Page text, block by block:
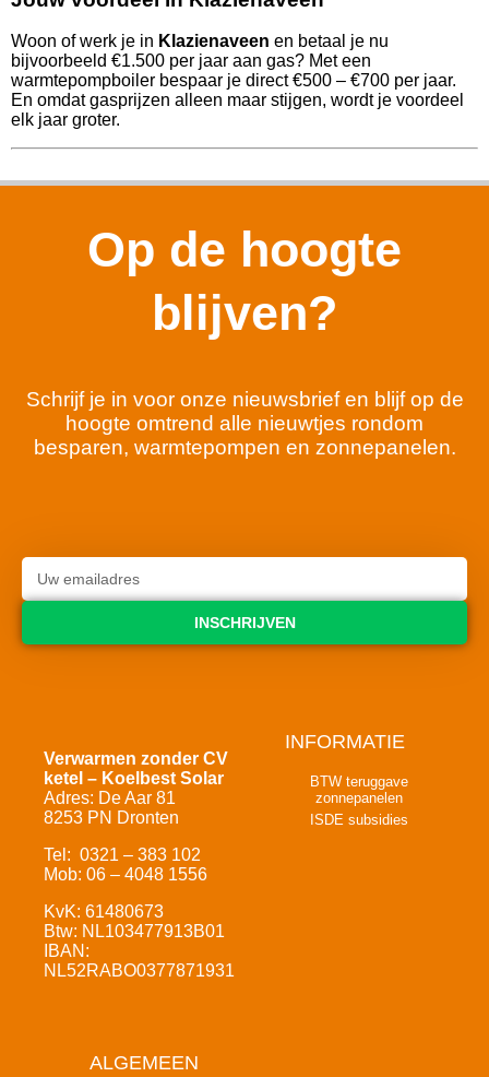
Woon of werk je in Klazienaveen en betaal je nu
bijvoorbeeld €1.500 per jaar aan gas? Met een
warmtepompboiler bespaar je direct €500 – €700 per jaar.
En omdat gasprijzen alleen maar stijgen, wordt je voordeel
elk jaar groter.
Op de hoogte
blijven?
Schrijf je in voor onze nieuwsbrief en blijf op de
hoogte omtrend alle nieuwtjes rondom
besparen, warmtepompen en zonnepanelen.
INSCHRIJVEN
Verwarmen zonder CV
ketel – Koelbest Solar
Adres: De Aar 81
8253 PN Dronten
Tel: 0321 – 383 102
Mob: 06 – 4048 1556
KvK: 61480673
Btw: NL103477913B01
IBAN:
NL52RABO0377871931
INFORMATIE
BTW teruggave
zonnepanelen
ISDE subsidies
ALGEMEEN